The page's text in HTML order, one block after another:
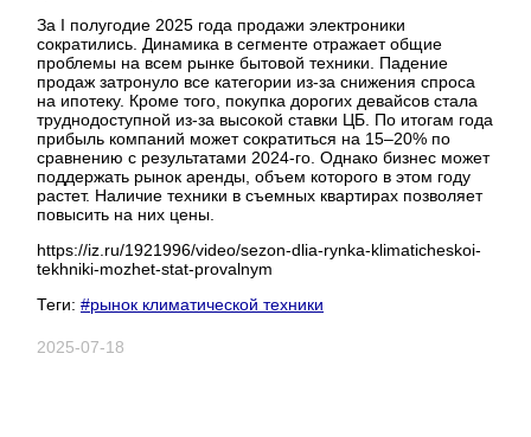
За I полугодие 2025 года продажи электроники
сократились. Динамика в сегменте отражает общие
проблемы на всем рынке бытовой техники. Падение
продаж затронуло все категории из-за снижения спроса
на ипотеку. Кроме того, покупка дорогих девайсов стала
труднодоступной из-за высокой ставки ЦБ. По итогам года
прибыль компаний может сократиться на 15–20% по
сравнению с результатами 2024-го. Однако бизнес может
поддержать рынок аренды, объем которого в этом году
растет. Наличие техники в съемных квартирах позволяет
повысить на них цены.
https://iz.ru/1921996/video/sezon-dlia-rynka-klimaticheskoi-
tekhniki-mozhet-stat-provalnym
Теги: #рынок климатической техники
2025-07-18